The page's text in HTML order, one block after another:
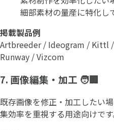
細部素材の量産に特化し
掲載製品例
Artbreeder / Ideogram / Kittl
Runway / Vizcom
7. 画像編集・加工 🧑🏢
既存画像を修正・加工したい
集効率を重視する用途向けです